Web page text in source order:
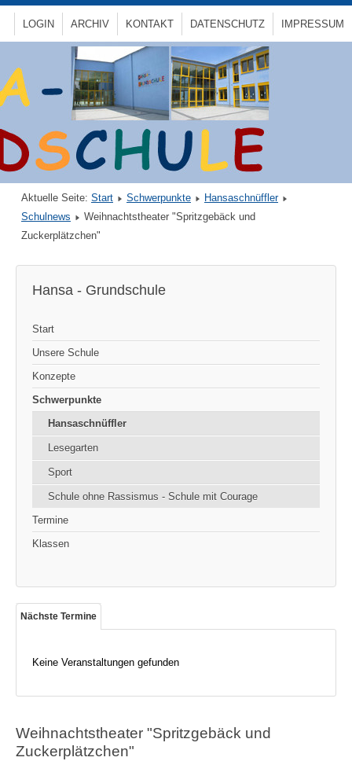
IMPRESSUM
DATENSCHUTZ
KONTAKT
ARCHIV
LOGIN
Aktuelle Seite: Start Schwerpunkte
Hansaschnüffler
Schulnews
Weihnachtstheater "Spritzgebäck und
Zuckerplätzchen"
Hansa - Grundschule
Start
Unsere Schule
Konzepte
Schwerpunkte
Hansaschnüffler
Lesegarten
Sport
Schule ohne Rassismus - Schule mit Courage
Termine
Klassen
Nächste Termine
Keine Veranstaltungen gefunden
Weihnachtstheater "Spritzgebäck und
Zuckerplätzchen"